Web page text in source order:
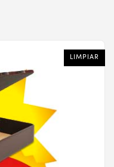
LIMPIAR
LIMPIAR